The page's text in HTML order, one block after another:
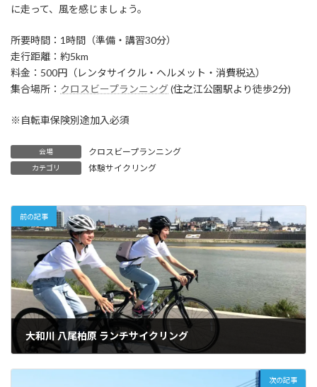
に走って、風を感じましょう。
所要時間：1時間（準備・講習30分）
走行距離：約5km
料金：500円（レンタサイクル・ヘルメット・消費税込）
集合場所： クロスビープランニング(住之江公園駅より徒歩2分)
※自転車保険別途加入必須
会場 クロスビープランニング
カテゴリ 体験サイクリング
前の記事
大和川 八尾柏原 ランチサイクリング
次の記事